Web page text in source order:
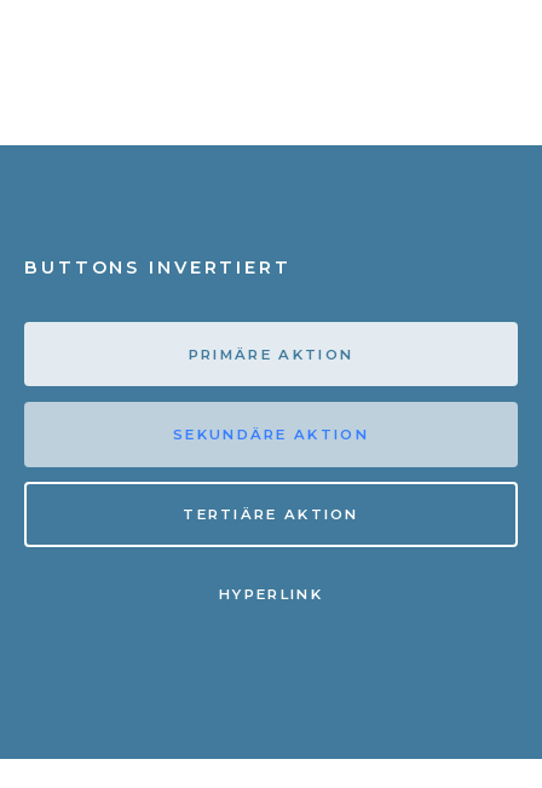
BUTTONS INVERTIERT
PRIMÄRE AKTION
SEKUNDÄRE AKTION
TERTIÄRE AKTION
HYPERLINK